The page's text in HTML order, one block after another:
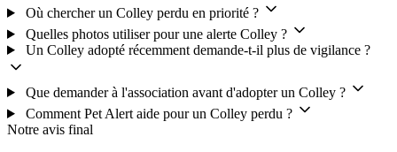
Où chercher un Colley perdu en priorité ?
Quelles photos utiliser pour une alerte Colley ?
Un Colley adopté récemment demande-t-il plus de vigilance ?
Que demander à l'association avant d'adopter un Colley ?
Comment Pet Alert aide pour un Colley perdu ?
Notre avis final